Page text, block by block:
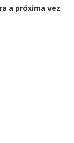
a próxima vez